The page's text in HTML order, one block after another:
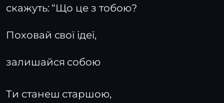
скажуть: “Що це з тобою?
Поховай свої ідеї,
залишайся собою
Ти станеш старшою,